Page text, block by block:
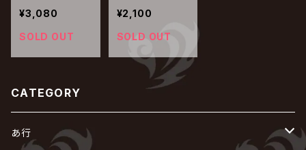
盤】
¥3,080
SOLD OUT
¥2,100
SOLD OUT
CATEGORY
あ行